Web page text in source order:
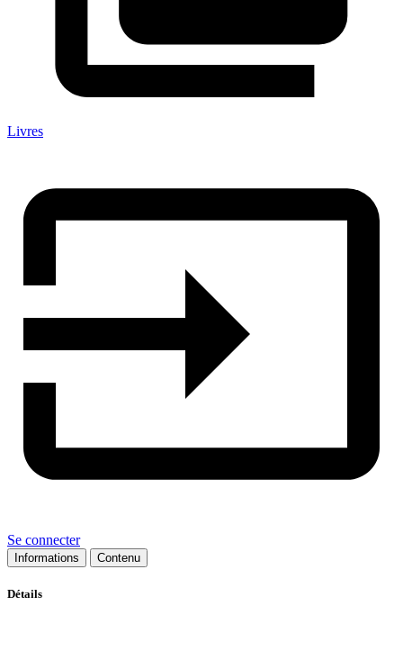
Livres
Se connecter
Informations Contenu
Détails